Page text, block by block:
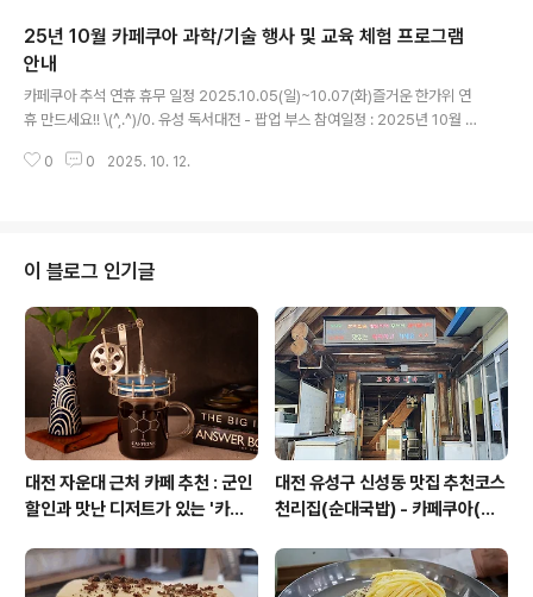
이지 : https://m.site.naver.com/1SfBk​#전시 연계 주
요 프로그램-강연 : SF 작가 북토크 및 전문가 강연-체험 :
SF 스톱모션 애니 제작 워크샵, SF 괴물 만들기, 레고 피규
어로 SF 소설 만들기 등 -상영회 : SF 독립영화 초대작 상
영 및 감독 GV-기타 SF 테마 굿즈 판매 등​#세부 프로그램
(일정)일정1..
25년 10월 카페쿠아 과학/기술 행사 및 교육 체험 프로그램
안내
카페쿠아 추석 연휴 휴무 일정 2025.10.05(일)~10.07(화)즐거운 한가위 연
휴 만드세요!! \(^,.^)/​0. 유성 독서대전 - 팝업 부스 참여일정 : 2025년 10월 11
미케미랩 🧪 with (주)리윤바이오 (8+, 어린이, 청소년 권장)하반기 1회차: 공룡
어떤 변화가 일어나는지 확인해 보세요! ✏️교과 과정 연계 : 물질의 상태, 세포
의 특성..
0 0 2025. 10. 12.
이 블로그 인기글
대전 자운대 근처 카페 추천 : 군인
할인과 맛난 디저트가 있는 '카페
대전 유성구 신성동 맛집 추천코스
천리집(순대국밥) - 카페쿠아(커